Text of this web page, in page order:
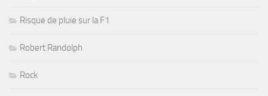
Risque de pluie sur la F1
Robert Randolph
Rock